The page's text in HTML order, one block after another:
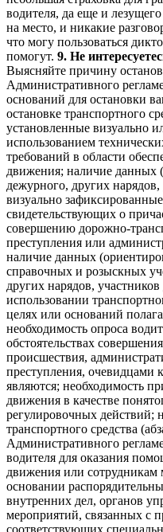
водителя, да еще и
на место, и никакие
что могу пользоваться
помогут. 9. Не
Выясняйте причину
Административного
оснований для остановки
остановке транспортного
установленные визуально
использованием
требований в области
движения; наличие данных
дежурного, других
визуально зафиксированные
свидетельствующих о
совершению дорожно-
преступления или
наличие данных
справочных и розыскных
других нарядов,
использовании
целях или оснований
необходимость опроса
обстоятельствах
происшествия,
преступления, очевидцами
являются; необходимость
движения в качестве
регулировочных действий;
транспортного средства
Административного
водителя для оказания
движения или
основании
внутренних дел, органов
мероприятий, связанных с
соответствующих